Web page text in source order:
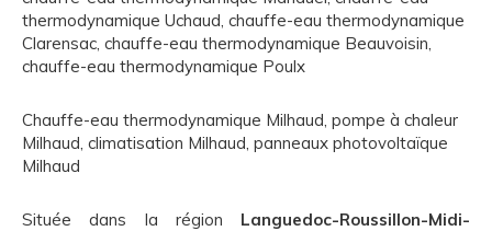
thermodynamique Uchaud, chauffe-eau thermodynamique
Clarensac, chauffe-eau thermodynamique Beauvoisin,
chauffe-eau thermodynamique Poulx
Chauffe-eau thermodynamique Milhaud, pompe à chaleur
Milhaud, climatisation Milhaud, panneaux photovoltaïque
Milhaud
Située dans la région Languedoc-Roussillon-Midi-